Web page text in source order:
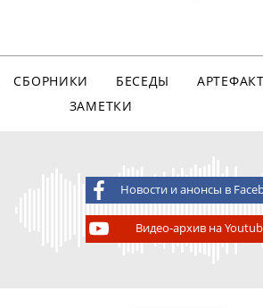
СБОРНИКИ БЕСЕДЫ
ЗАМЕТКИ
Новости и анонсы в
Видео-архив на